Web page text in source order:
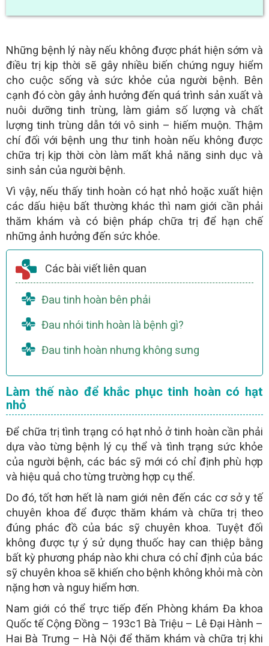
Những bệnh lý này nếu không được phát hiện sớm và
điều trị kịp thời sẽ gây nhiều biến chứng nguy hiểm
cho cuộc sống và sức khỏe của người bệnh. Bên
cạnh đó còn gây ảnh hưởng đến quá trình sản xuất và
nuôi dưỡng tinh trùng, làm giảm số lượng và chất
lượng tinh trùng dẫn tới vô sinh – hiếm muộn. Thậm
chí đối với bệnh ung thư tinh hoàn nếu không được
chữa trị kịp thời còn làm mất khả năng sinh dục và
sinh sản của người bệnh.
Vì vậy, nếu thấy tinh hoàn có hạt nhỏ hoặc xuất hiện
các dấu hiệu bất thường khác thì nam giới cần phải
thăm khám và có biện pháp chữa trị để hạn chế
những ảnh hưởng đến sức khỏe.
Các bài viết liên quan
Đau tinh hoàn bên phải
Đau nhói tinh hoàn là bệnh gì?
Đau tinh hoàn nhưng không sưng
Làm thế nào để khắc phục tinh hoàn có hạt
nhỏ
Để chữa trị tình trạng có hạt nhỏ ở tinh hoàn cần phải
dựa vào từng bệnh lý cụ thể và tình trạng sức khỏe
của người bệnh, các bác sỹ mới có chỉ định phù hợp
và hiệu quả cho từng trường hợp cụ thể.
Do đó, tốt hơn hết là nam giới nên đến các cơ sở y tế
chuyên khoa để được thăm khám và chữa trị theo
đúng phác đồ của bác sỹ chuyên khoa. Tuyệt đối
không được tự ý sử dụng thuốc hay can thiệp bằng
bất kỳ phương pháp nào khi chưa có chỉ định của bác
sỹ chuyên khoa sẽ khiến cho bệnh không khỏi mà còn
nặng hơn và nguy hiểm hơn.
Nam giới có thể trực tiếp đến Phòng khám Đa khoa
Quốc tế Cộng Đồng – 193c1 Bà Triệu – Lê Đại Hành –
Hai Bà Trưng – Hà Nội để thăm khám và chữa trị khi